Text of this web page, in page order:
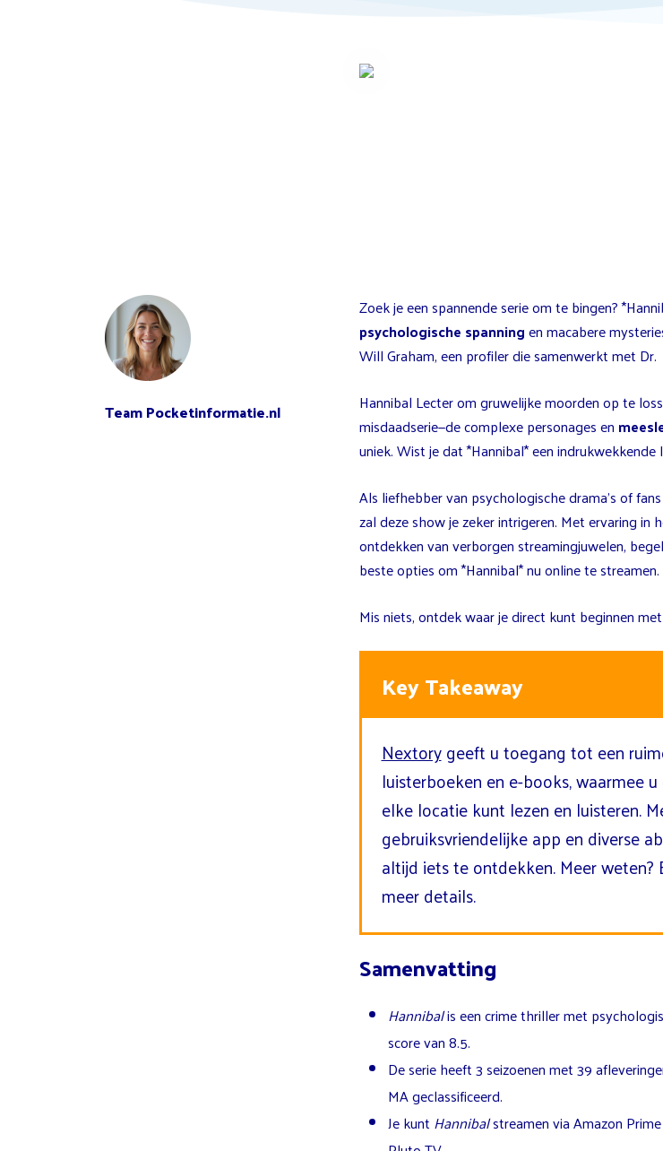
Team Pocketinformatie.nl
Zoek je een spannende serie om te bingen?
psychologische spanningen macabere
Will Graham, een profiler die samenwerkt met Dr.
Hannibal Lecter om gruwelijke moorden op te
misdaadserie—de complexe personages en
uniek. Wist je dat *Hannibal* een
Als liefhebber van psychologische drama’s of
zal deze show je zeker intrigeren. Met ervaring in
ontdekken van verborgen streamingjuwelen,
beste opties om *Hannibal* nu online te streamen.
Mis niets, ontdek waar je direct kunt beginnen
Key Takeaway
Nextorygeeft u toegang tot een
luisterboeken en e-books, waarmee
elke locatie kunt lezen en luisteren.
gebruiksvriendelijke app en diverse
altijd iets te ontdekken. Meer
meer details.
Samenvatting
Hannibalis een crime thriller met
score van 8.5.
De serie heeft 3 seizoenen met 39
MA geclassificeerd.
Je kunt Hannibalstreamen via Amazon